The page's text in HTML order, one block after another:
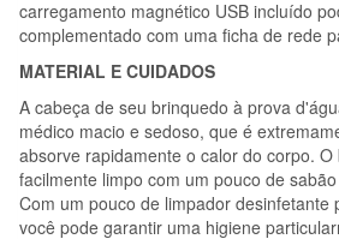
carregamento magnético USB incluído
complementado com uma ficha de rede
MATERIAL E CUIDADOS
A cabeça de seu brinquedo à prova
médico macio e sedoso, que é
absorve rapidamente o calor do corpo.
facilmente limpo com um pouco de
Com um pouco de limpador desinfetante
você pode garantir uma higiene